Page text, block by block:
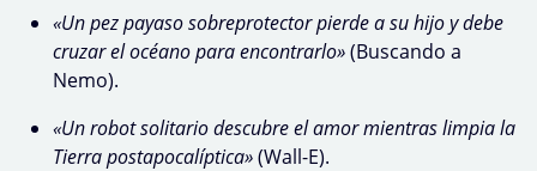
«Un pez payaso sobreprotector pierde a su hijo y debe
cruzar el océano para encontrarlo»(Buscando a
Nemo).
«Un robot solitario descubre el amor mientras limpia la
Tierra postapocalíptica»(Wall-E).